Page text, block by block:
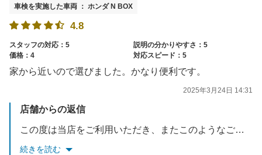
車検を実施した車両 ： ホンダ N BOX
4.8
スタッフの対応：5
説明の分かりやすさ：5
価格：4
対応スピード：5
家から近いので選びました。かなり便利です。
2025年3月24日 14:31
店舗からの返信
この度は当店をご利用いただき、またこのようなご評価いただきまして誠にありがとうございます。ご期待に応えられますよう、日々更なる努力してまいります。車検以外にエンジンオイル交換等のメニューもございますので、今後も是非ご利用くださいませ。どうぞよろしくお願いいたします。
続きを読む